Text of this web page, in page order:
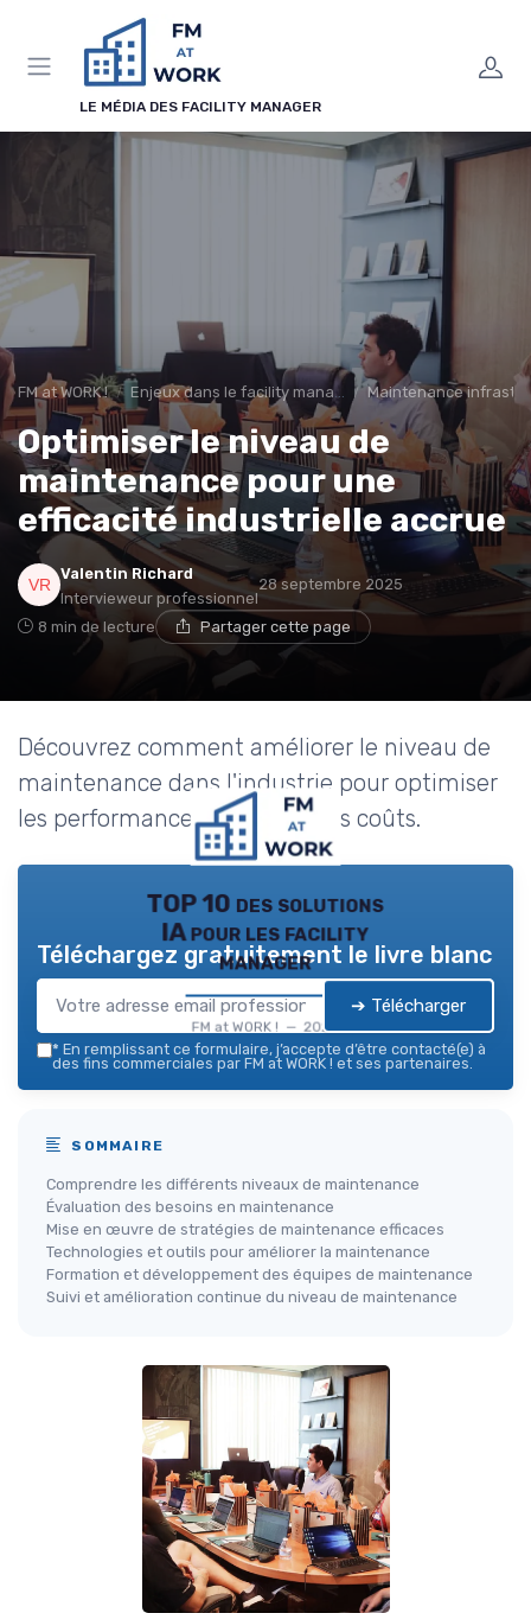
LE MÉDIA DES FACILITY MANAGER
FM at WORK ! Enjeux dans le facility management Maintenance
Optimiser le niveau de
maintenance pour une
efficacité industrielle accrue
Valentin Richard
Intervieweur professionnel
28 septembre 2025
8 min de lecture Partager cette page
Découvrez comment améliorer le niveau de
maintenance dans l'industrie pour optimiser
les performances et réduire les coûts.
TOP 10 des solutions
IA pour les facility
manager
FM at WORK ! — 2026
Téléchargez gratuitement le livre blanc
➔ Télécharger
* En remplissant ce formulaire, j’accepte d’être contacté(e) à
des fins commerciales par FM at WORK ! et ses partenaires.
SOMMAIRE
Comprendre les différents niveaux de maintenance
Évaluation des besoins en maintenance
Mise en œuvre de stratégies de maintenance efficaces
Technologies et outils pour améliorer la maintenance
Formation et développement des équipes de maintenance
Suivi et amélioration continue du niveau de maintenance
Panneau de gestion des cookies